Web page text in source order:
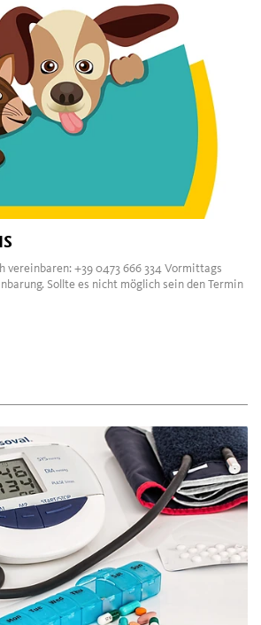
vereinbaren: +39 0473 666 334 Vormittags
Sollte es nicht möglich sein den Termin